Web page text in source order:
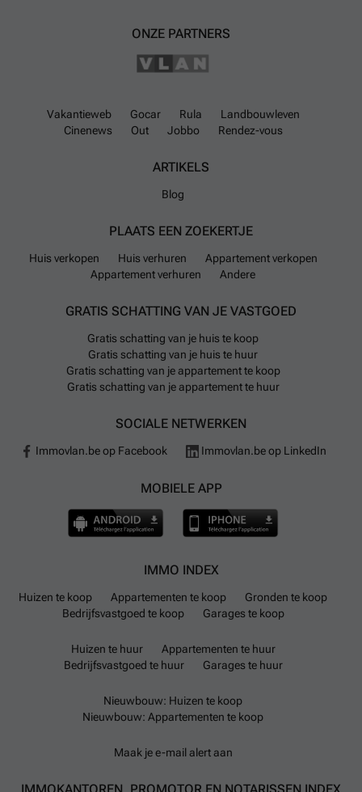
ONZE PARTNERS
Vakantieweb Gocar Rula
Landbouwleven
Cinenews
Out Jobbo Rendez-vous
ARTIKELS
Blog
PLAATS EEN ZOEKERTJE
Huis verkopen Huis verhuren
Appartement verkopen
Appartement verhuren
Andere
GRATIS SCHATTING VAN JE VASTGOED
Gratis schatting van je huis te koop
Gratis schatting van je huis te huur
Gratis schatting van je appartement te koop
Gratis schatting van je appartement te huur
SOCIALE NETWERKEN
Immovlan.be op Facebook Immovlan.be op LinkedIn
MOBIELE APP
IMMO INDEX
Huizen te koop Appartementen te koop
Gronden te koop
Bedrijfsvastgoed te koop
Garages te koop
Huizen te huur
Appartementen te huur
Bedrijfsvastgoed te huur
Garages te huur
Nieuwbouw: Huizen te koop
Nieuwbouw: Appartementen te koop
Maak je e-mail alert aan